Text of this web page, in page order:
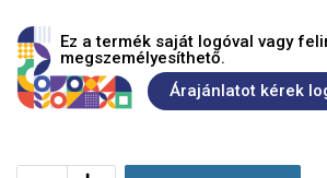
Ez a termék saját logóval vagy
megszemélyesíthető.
Árajánlatot kérek